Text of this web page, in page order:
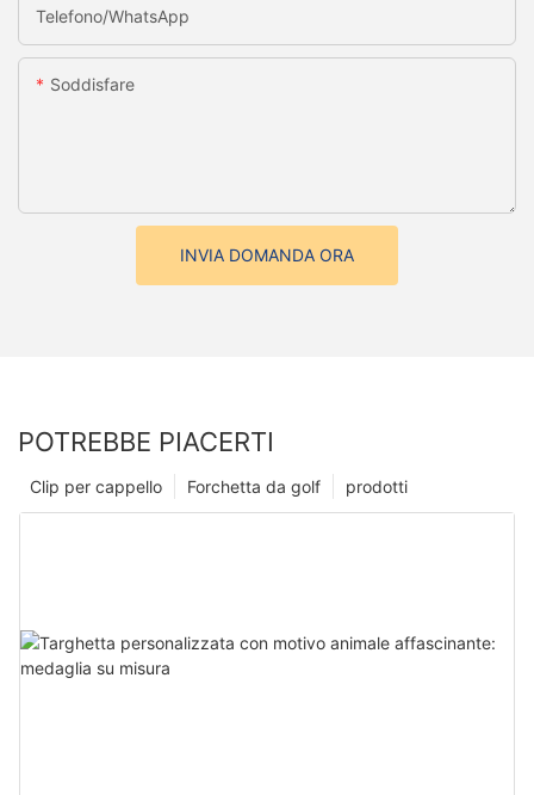
Telefono/WhatsApp
Soddisfare
INVIA DOMANDA ORA
POTREBBE PIACERTI
prodotti
Forchetta da golf
Clip per cappello